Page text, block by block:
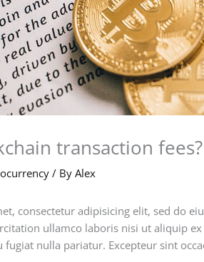
transaction fees?
/ ByAlex
consectetur adipisicing elit, sed do
ullamco laboris nisi ut aliquip
fugiat nulla pariatur. Excepteur sint